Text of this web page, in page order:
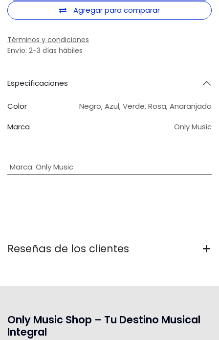
Agregar para comparar
Términos y condiciones
Envío: 2-3 días hábiles
Especificaciones
Color Negro,Azul,Verde,Rosa,Anaranjado
Marca
Only Music
Marca: Only Music
Reseñas de los clientes
Only Music Shop – Tu Destino Musical
Integral